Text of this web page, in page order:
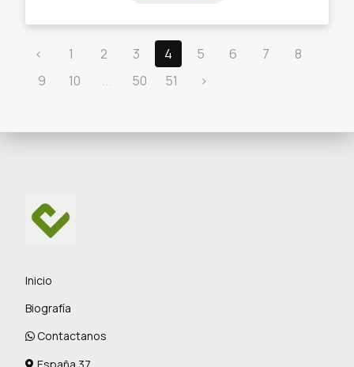
‹ 1 2 3 4 5 6 7
8
9
10 ... 50 51 ›
Inicio
Biografía
Contactanos
España 37